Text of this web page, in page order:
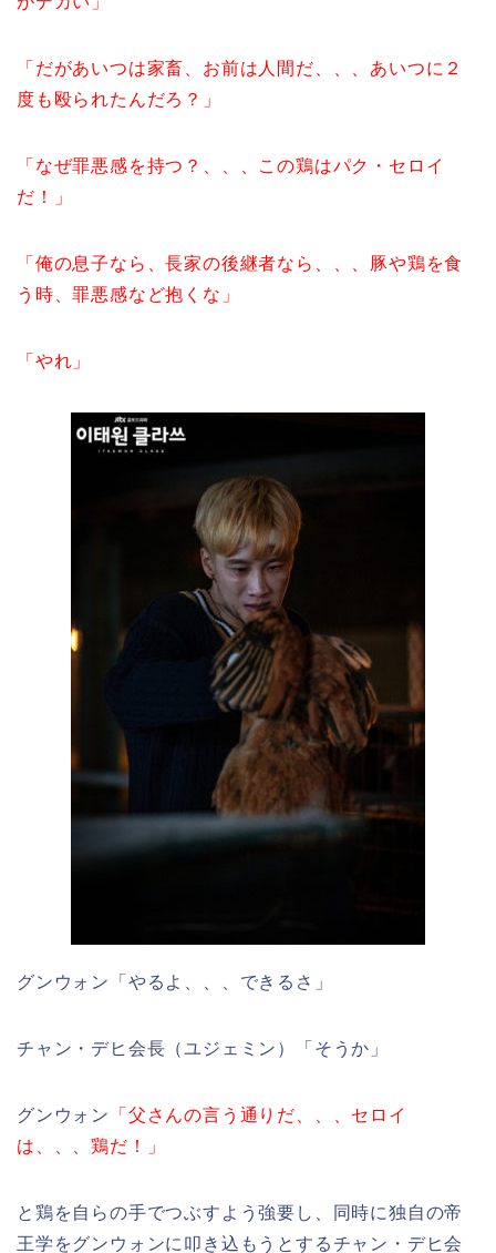
「だがあいつは家畜、お前は人間だ、、、あいつに２
度も殴られたんだろ？」
「なぜ罪悪感を持つ？、、、この鶏はパク・セロイ
だ！」
「俺の息子なら、長家の後継者なら、、、豚や鶏を食
う時、罪悪感など抱くな」
「やれ」
グンウォン「やるよ、、、できるさ」
チャン・デヒ会長（ユジェミン）「そうか」
グンウォン
「父さんの言う通りだ、、、セロイ
は、、、鶏だ！」
と鶏を自らの手でつぶすよう強要し、同時に独自の帝
王学をグンウォンに叩き込もうとするチャン・デヒ会